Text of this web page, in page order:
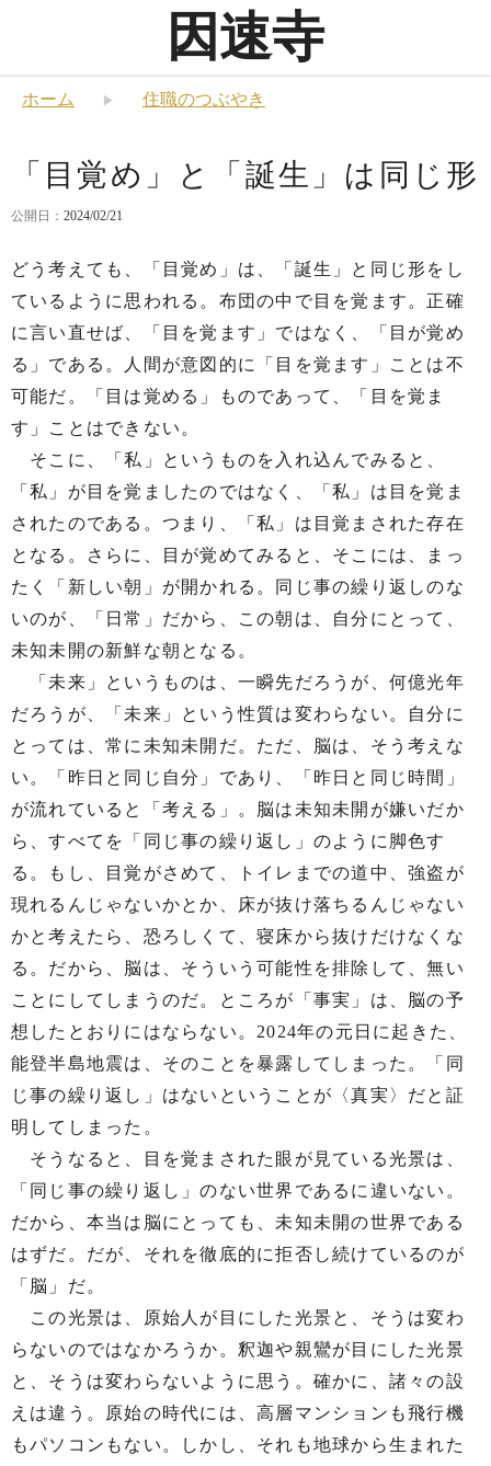
因速寺
ホーム 住職のつぶやき
「目覚め」と「誕生」は同じ形
公開日： 2024/02/21
どう考えても、「目覚め」は、「誕生」と同じ形をし
ているように思われる。布団の中で目を覚ます。正確
に言い直せば、「目を覚ます」ではなく、「目が覚め
る」である。人間が意図的に「目を覚ます」ことは不
可能だ。「目は覚める」ものであって、「目を覚ま
す」ことはできない。
そこに、「私」というものを入れ込んでみると、
「私」が目を覚ましたのではなく、「私」は目を覚ま
されたのである。つまり、「私」は目覚まされた存在
となる。さらに、目が覚めてみると、そこには、まっ
たく「新しい朝」が開かれる。同じ事の繰り返しのな
いのが、「日常」だから、この朝は、自分にとって、
未知未開の新鮮な朝となる。
「未来」というものは、一瞬先だろうが、何億光年
だろうが、「未来」という性質は変わらない。自分に
とっては、常に未知未開だ。ただ、脳は、そう考えな
い。「昨日と同じ自分」であり、「昨日と同じ時間」
が流れていると「考える」。脳は未知未開が嫌いだか
ら、すべてを「同じ事の繰り返し」のように脚色す
る。もし、目覚がさめて、トイレまでの道中、強盗が
現れるんじゃないかとか、床が抜け落ちるんじゃない
かと考えたら、恐ろしくて、寝床から抜けだけなくな
る。だから、脳は、そういう可能性を排除して、無い
ことにしてしまうのだ。ところが「事実」は、脳の予
想したとおりにはならない。2024年の元日に起きた、
能登半島地震は、そのことを暴露してしまった。「同
じ事の繰り返し」はないということが〈真実〉だと証
明してしまった。
そうなると、目を覚まされた眼が見ている光景は、
「同じ事の繰り返し」のない世界であるに違いない。
だから、本当は脳にとっても、未知未開の世界である
はずだ。だが、それを徹底的に拒否し続けているのが
「脳」だ。
この光景は、原始人が目にした光景と、そうは変わ
らないのではなかろうか。釈迦や親鸞が目にした光景
と、そうは変わらないように思う。確かに、諸々の設
えは違う。原始の時代には、高層マンションも飛行機
もパソコンもない。しかし、それも地球から生まれた